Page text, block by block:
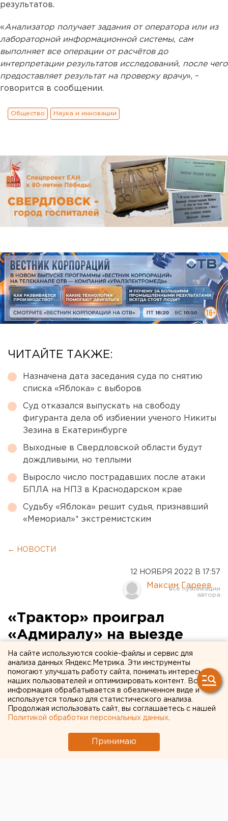
результатов.
«Анализатор получает задания от оператора или из
лабораторной информационной системы, сам
выполняет все операции от расчётов до
интерпретации результатов исследований, после чего
предоставляет результат на проверку врачу», –
говорится в сообщении.
Общество Наука и инновации
ЧИТАЙТЕ ТАКЖЕ:
Назначена дата заседания суда по снятию
списка «Яблока» с выборов
Суд отказался выпускать на свободу
фигуранта дела об избиении ученого Никиты
Зезина в Екатеринбурге
Выходные в Свердловской области будут
дождливыми, но теплыми
Выросло число пострадавших после атаки
БПЛА на НПЗ в Краснодарском крае
Судьбу «Яблока» решит судья, признавший
«Мемориал»* экстремистским
← НОВОСТИ
12 НОЯБРЯ 2022 В 17:57
Максим Гареев
«Трактор» проиграл
«Адмиралу» на выезде
Челябинцы потерпели второе подряд поражение
во Владивостоке.
На сайте используются cookie-файлы и сервис для
анализа данных Яндекс.Метрика. Эти инструменты
помогают улучшать работу сайта, понимать интересы
наших пользователей и оптимизировать контент. Вся
информация обрабатывается в обезличенном виде и
используется только для статистического анализа.
Продолжая использовать сайт, вы соглашаетесь с нашей
Политикой обработки персональных данных
Принимаю